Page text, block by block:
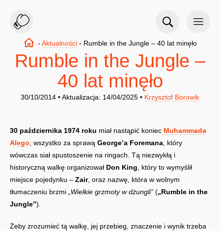
- Aktualności - Rumble in the Jungle – 40 lat minęło
Rumble in the Jungle –
40 lat minęło
30/10/2014 • Aktualizacja: 14/04/2025 • Krzysztof Borowik
30 października 1974 roku miał nastąpić koniec Muhammada
Alego , wszystko za sprawą George’a Foremana , który
wówczas siał spustoszenie na ringach. Tą niezwykłą i
historyczną walkę organizował Don King , który to wymyślił
miejsce pojedynku – Zair, oraz nazwę, która w wolnym
tłumaczeniu brzmi
„Wielkie grzmoty w dżungli” („Rumble in the
Jungle”).
Żeby zrozumieć tą walkę, jej przebieg, znaczenie i wynik trzeba